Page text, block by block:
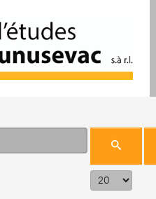
Affichage #